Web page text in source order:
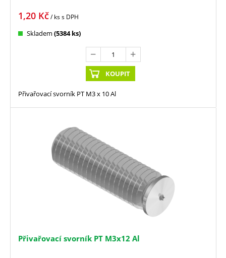
1,20 Kč/ kss DPH
Skladem (5384 ks)
KOUPIT
Přivařovací svorník PT M3 x 10 Al
Přivařovací svorník PT M3x12 Al